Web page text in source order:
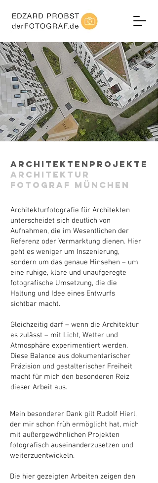
Architektenprojekte
Architektur
fotograf München
Architekturfotografie für Architekten
unterscheidet sich deutlich von
Aufnahmen, die im Wesentlichen der
Referenz oder Vermarktung dienen. Hier
geht es weniger um Inszenierung,
sondern um das genaue Hinsehen – um
eine ruhige, klare und unaufgeregte
fotografische Umsetzung, die die
Haltung und Idee eines Entwurfs
sichtbar macht.
Gleichzeitig darf – wenn die Architektur
es zulässt – mit Licht, Wetter und
Atmosphäre experimentiert werden.
Diese Balance aus dokumentarischer
Präzision und gestalterischer Freiheit
macht für mich den besonderen Reiz
dieser Arbeit aus.
Mein besonderer Dank gilt Rudolf Hierl,
der mir schon früh ermöglicht hat, mich
mit außergewöhnlichen Projekten
fotografisch auseinanderzusetzen und
weiterzuentwickeln.
Die hier gezeigten Arbeiten zeigen den